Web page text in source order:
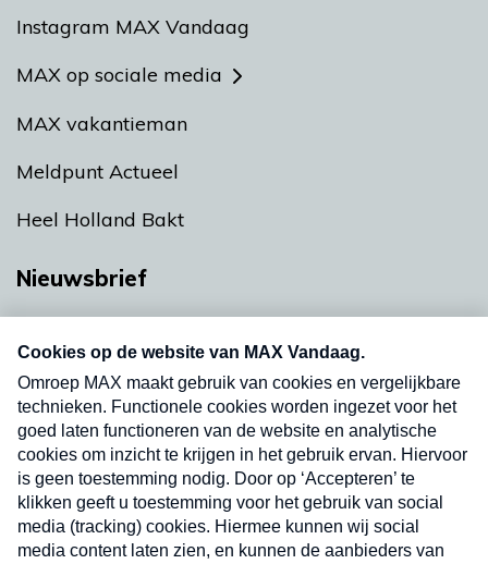
Instagram MAX Vandaag
MAX op sociale media
MAX vakantieman
Meldpunt Actueel
Heel Holland Bakt
Nieuwsbrief
nieuwsbrief. Elke vrijdag- en dinsdagochtend in
uw mailbox.
Verzend